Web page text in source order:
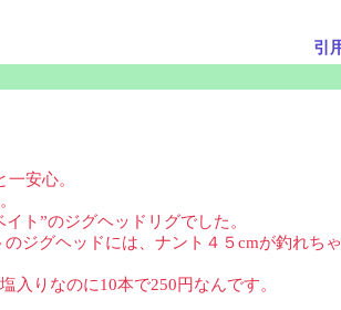
引
安心。
ト”のジグヘッドリグでした。
ジグヘッドには、ナント４５cmが釣れちゃ
入りなのに10本で250円なんです。